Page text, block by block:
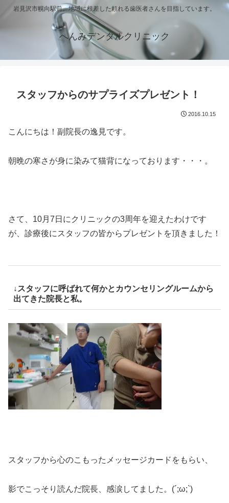
岩見沢市幌向駅前。地域に根差した頼れる歯医者さんを目指しています。
へんみデンタルクリニック
スタッフからのサプライズプレゼント！
2016.10.15
こんにちは！副院長の逸見です。
朝晩の寒さが身に染みて猫背になっております・・・。
さて、10月7日にクリニックの3周年を迎えたわけです
が、診療後にスタッフの皆からプレゼントを頂きました！
↓スタッフに呼ばれて何かとカウンセリングルームから
出てきた院長と私。
スタッフから心のこもったメッセージカードをもらい、
影でこっそり読んだ院長、感涙してました。(´;ω;`)